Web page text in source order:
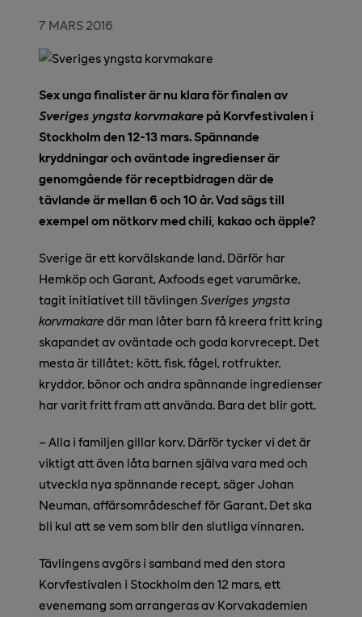
7 MARS 2016
Sex unga finalister är nu klara för finalen av
Sveriges yngsta korvmakare på Korvfestivalen i
Stockholm den 12-13 mars. Spännande
kryddningar och oväntade ingredienser är
genomgående för receptbidragen där de
tävlande är mellan 6 och 10 år. Vad sägs till
exempel om nötkorv med chili, kakao och äpple?
Sverige är ett korvälskande land. Därför har
Hemköp och Garant, Axfoods eget varumärke,
tagit initiativet till tävlingen Sveriges yngsta
korvmakaredär man låter barn få kreera fritt kring
skapandet av oväntade och goda korvrecept. Det
mesta är tillåtet; kött, fisk, fågel, rotfrukter,
kryddor, bönor och andra spännande ingredienser
har varit fritt fram att använda. Bara det blir gott.
–Alla i familjen gillar korv. Därför tycker vi det är
viktigt att även låta barnen själva vara med och
utveckla nya spännande recept, säger Johan
Neuman, affärsområdeschef för Garant. Det ska
bli kul att se vem som blir den slutliga vinnaren.
Tävlingens avgörs i samband med den stora
Korvfestivalen i Stockholm den 12 mars, ett
evenemang som arrangeras av Korvakademien